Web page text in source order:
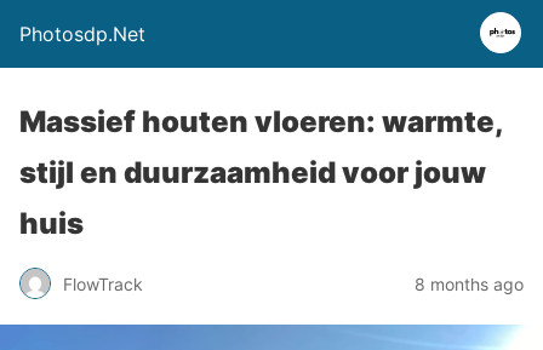
Photosdp.Net
Massief houten vloeren: warmte,
stijl en duurzaamheid voor jouw
huis
FlowTrack 8 months ago